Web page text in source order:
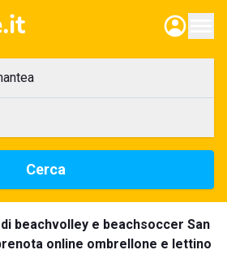
Cerca
beachvolley e beachsoccer San
online ombrellone e lettino